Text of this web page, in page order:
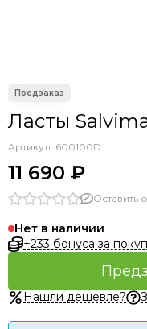
Ласты
Артикул: 600100D
11 690 ₽
Оставить
Нет в наличии
+233 бонуса за
Нашли дешевле?